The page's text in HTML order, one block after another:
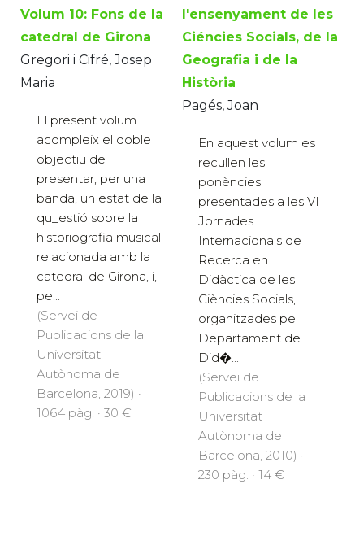
Volum 10: Fons de la
catedral de Girona
Gregori i Cifré, Josep
Maria
El present volum
acompleix el doble
objectiu de
presentar, per una
banda, un estat de la
qu_estió sobre la
historiografia musical
relacionada amb la
catedral de Girona, i,
pe...
(Servei de
Publicacions de la
Universitat
Autònoma de
Barcelona, 2019) ·
1064 pàg. · 30 €
l'ensenyament de les
Ciéncies Socials, de la
Geografia i de la
Història
Pagés, Joan
En aquest volum es
recullen les
ponències
presentades a les VI
Jornades
Internacionals de
Recerca en
Didàctica de les
Ciències Socials,
organitzades pel
Departament de
Did�...
(Servei de
Publicacions de la
Universitat
Autònoma de
Barcelona, 2010) ·
230 pàg. · 14 €